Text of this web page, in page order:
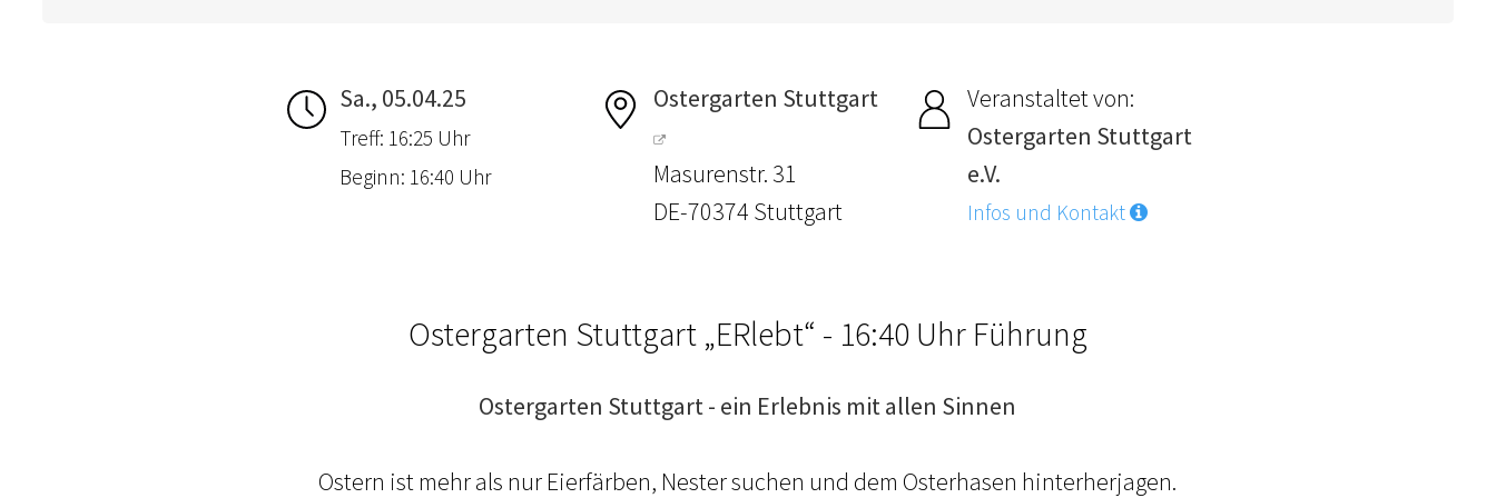
Sa., 05.04.25
Treff: 16:25 Uhr
Beginn: 16:40 Uhr
Ostergarten Stuttgart
Masurenstr. 31
DE-70374 Stuttgart
Veranstaltet von:
Ostergarten Stuttgart
e.V.
Infos und Kontakt
Ostergarten Stuttgart „ERlebt“ - 16:40 Uhr Führung
Ostergarten Stuttgart - ein Erlebnis mit allen Sinnen
Ostern ist mehr als nur Eierfärben, Nester suchen und dem Osterhasen hinterherjagen.